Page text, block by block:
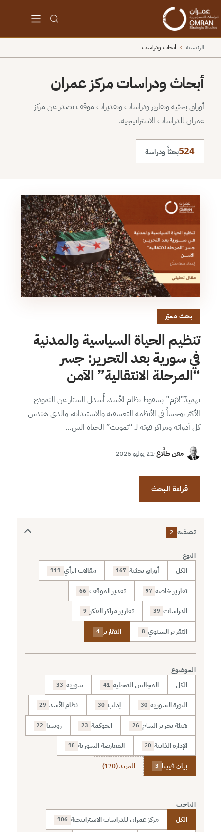
الرئيسية › أبحاث ودراسات
أبحاث ودراسات مركز عمران
أوراق بحثية وتقارير ودراسات وتقديرات موقف تصدر عن مركز
عمران للدراسات الاستراتيجية.
524بحثاً ودراسة
بحث مميّز
تنظيم الحياة السياسية والمدنية
في سورية بعد التحرير: جسر
“المرحلة الانتقالية” الآمن
تهميدٌ”لازم” بسقوط نظام الأسد، أُسدل الستار عن النموذج
الأكثر توحشاً في الأنظمة التعسفية والاستبداية، والذي هندس
كل أدواته ومراكز قوته لـ “تمويت” الحياة الس…
معن طلَّاع·21 يوليو 2026
قراءة البحث
تصفية 2
النوع
الكل أوراق بحثية 167 مقالات الرأي 111
تقارير خاصة 97 تقدير الموقف 66
الدراسات 39 تقارير مراكز الفكر 9
التقرير السنوي 8 التقارير 4
الموضوع
الكل المجالس المحلية 41 سورية 33
الثورة السورية 30 إدلب 30 نظام الأسد 29
هيئة تحرير الشام 26 الحوكمة 23 روسيا 22
الإدارة الذاتية 20 المعارضة السورية 18
بيان فيينا 3 المزيد (170)
الباحث
الكل مركز عمران للدراسات الاستراتيجية 106